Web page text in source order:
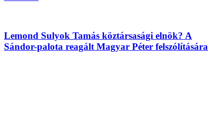
Lemond Sulyok Tamás köztársasági elnök? A
Sándor-palota reagált Magyar Péter felszólítására